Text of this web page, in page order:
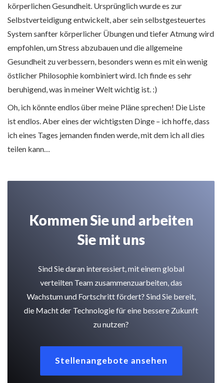
körperlichen Gesundheit. Ursprünglich wurde es zur
Selbstverteidigung entwickelt, aber sein selbstgesteuertes
System sanfter körperlicher Übungen und tiefer Atmung wird
empfohlen, um Stress abzubauen und die allgemeine
Gesundheit zu verbessern, besonders wenn es mit ein wenig
östlicher Philosophie kombiniert wird. Ich finde es sehr
beruhigend, was in meiner Welt wichtig ist. :)
Oh, ich könnte endlos über meine Pläne sprechen! Die Liste
ist endlos. Aber eines der wichtigsten Dinge – ich hoffe, dass
ich eines Tages jemanden finden werde, mit dem ich all dies
teilen kann…
Kommen Sie und arbeiten
Sie mit uns
Sind Sie daran interessiert, mit einem global
verteilten Team zusammenzuarbeiten, das
Wachstum und Fortschritt fördert? Sind Sie bereit,
die Macht der Technologie für eine bessere Zukunft
zu nutzen?
Stellenangebote ansehen